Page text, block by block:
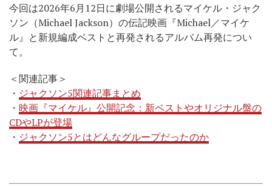
今回は2026年6月12日に劇場公開されるマイケル・ジャク
ソン（Michael Jackson）の伝記映画『Michael／マイケ
ル』と新規編成ベストと再発されるアルバム再発につい
て。
＜関連記事＞
・ ジャクソン5関連記事まとめ
・ 映画『マイケル』公開記念：新ベストやオリジナル盤の
CDやLPが登場
・ ジャクソン5とはどんなグループだったのか